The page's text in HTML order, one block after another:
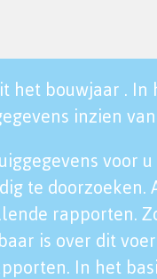
het bouwjaar . In
inzien
voor
te doorzoeken.
rapporten.
is over dit
In het